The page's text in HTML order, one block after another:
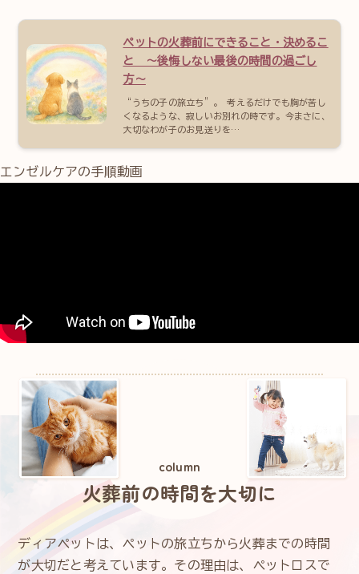
ペットの火葬前にできること・決めるこ
と 〜後悔しない最後の時間の過ごし
方〜
“うちの子の旅立ち”。 考えるだけでも胸が苦し
くなるような、寂しいお別れの時です。今まさに、
大切なわが子のお見送りを…
エンゼルケアの手順動画
column
火葬前の時間を大切に
ディアペットは、ペットの旅立ちから火葬までの時間
が大切だと考えています。その理由は、ペットロスで